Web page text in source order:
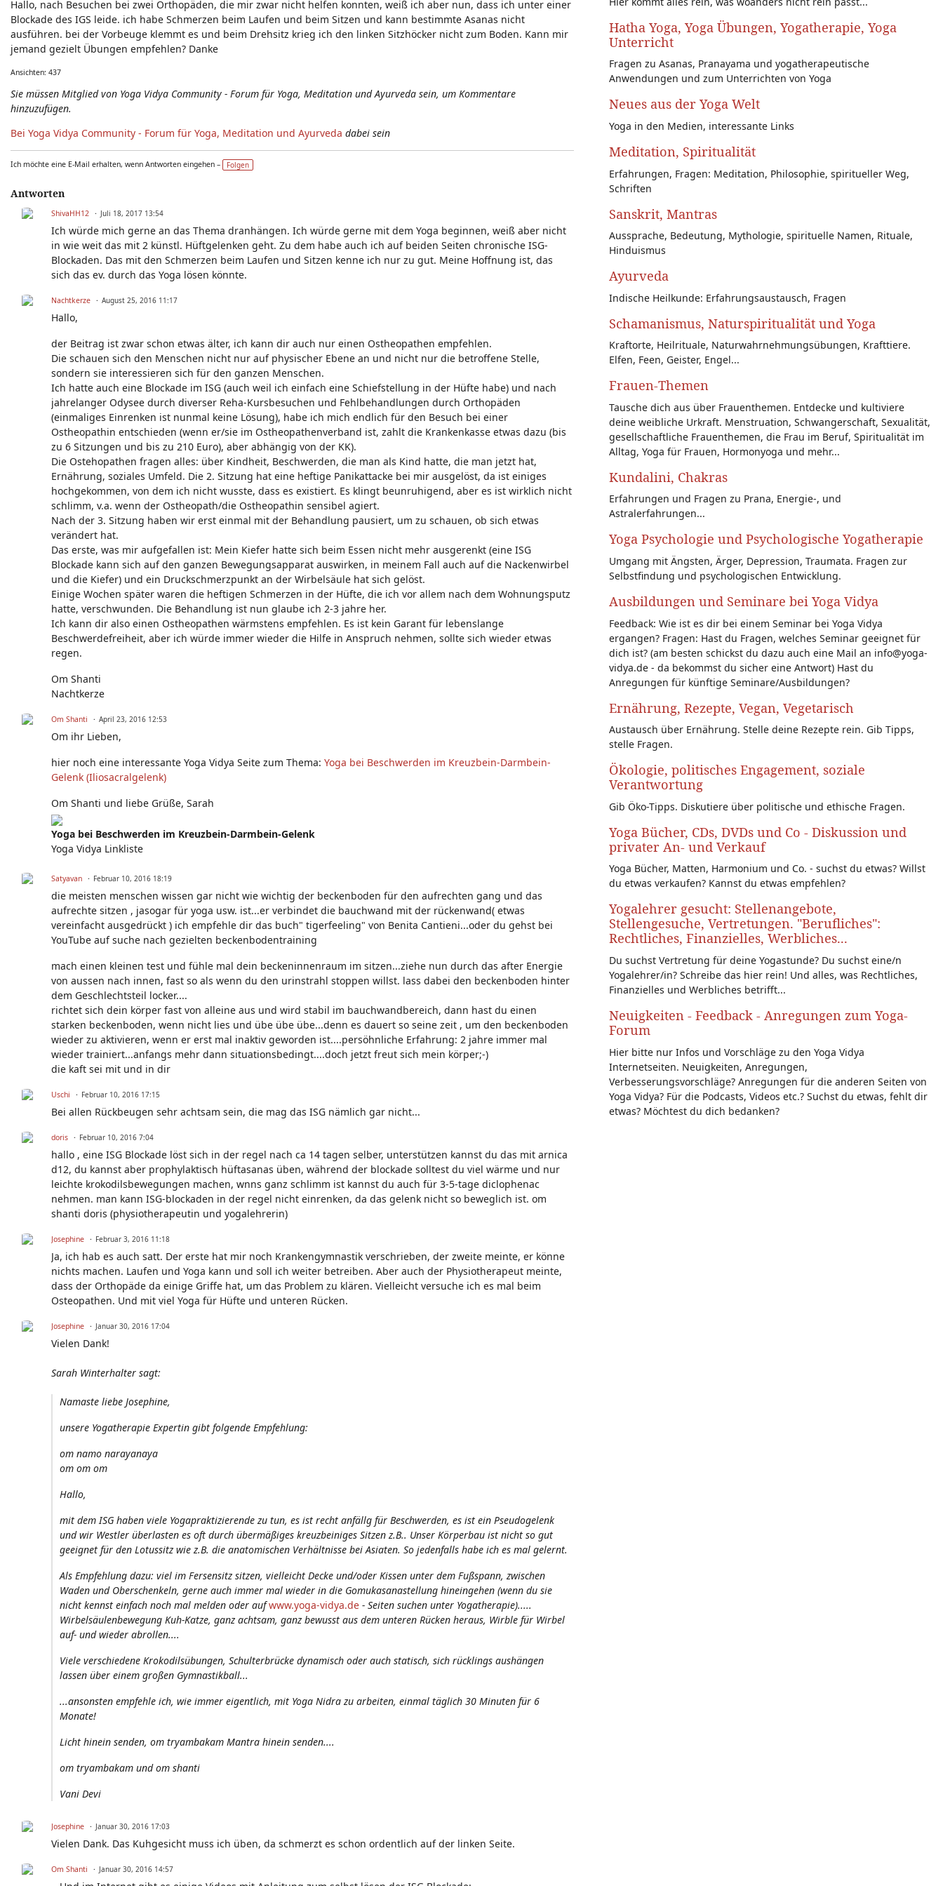
Neuigkeiten - Feedback - Anregungen zum Yoga-Forum
Hallo, nach Besuchen bei zwei Orthopäden, die mir zwar nicht helfen konnten, weiß ich aber nun, dass ich unter einer
Blockade des IGS leide. ich habe Schmerzen beim Laufen und beim Sitzen und kann bestimmte Asanas nicht
ausführen. bei der Vorbeuge klemmt es und beim Drehsitz krieg ich den linken Sitzhöcker nicht zum Boden. Kann mir
jemand gezielt Übungen empfehlen? Danke
Ansichten: 437
Sie müssen Mitglied von Yoga Vidya Community - Forum für Yoga, Meditation und Ayurveda sein, um Kommentare
hinzuzufügen.
Bei Yoga Vidya Community - Forum für Yoga, Meditation und Ayurveda dabei sein
Ich möchte eine E-Mail erhalten, wenn Antworten eingehen – Folgen
Antworten
ShivaHH12 Juli 18, 2017 13:54
Ich würde mich gerne an das Thema dranhängen. Ich würde gerne mit dem Yoga beginnen, weiß aber nicht
in wie weit das mit 2 künstl. Hüftgelenken geht. Zu dem habe auch ich auf beiden Seiten chronische ISG-
Blockaden. Das mit den Schmerzen beim Laufen und Sitzen kenne ich nur zu gut. Meine Hoffnung ist, das
sich das ev. durch das Yoga lösen könnte.
Nachtkerze August 25, 2016 11:17
Hallo,
der Beitrag ist zwar schon etwas älter, ich kann dir auch nur einen Ostheopathen empfehlen.
Die schauen sich den Menschen nicht nur auf physischer Ebene an und nicht nur die betroffene Stelle,
sondern sie interessieren sich für den ganzen Menschen.
Ich hatte auch eine Blockade im ISG (auch weil ich einfach eine Schiefstellung in der Hüfte habe) und nach
jahrelanger Odysee durch diverser Reha-Kursbesuchen und Fehlbehandlungen durch Orthopäden
(einmaliges Einrenken ist nunmal keine Lösung), habe ich mich endlich für den Besuch bei einer
Ostheopathin entschieden (wenn er/sie im Ostheopathenverband ist, zahlt die Krankenkasse etwas dazu (bis
zu 6 Sitzungen und bis zu 210 Euro), aber abhängig von der KK).
Die Ostehopathen fragen alles: über Kindheit, Beschwerden, die man als Kind hatte, die man jetzt hat,
Ernährung, soziales Umfeld. Die 2. Sitzung hat eine heftige Panikattacke bei mir ausgelöst, da ist einiges
hochgekommen, von dem ich nicht wusste, dass es existiert. Es klingt beunruhigend, aber es ist wirklich nicht
schlimm, v.a. wenn der Ostheopath/die Ostheopathin sensibel agiert.
Nach der 3. Sitzung haben wir erst einmal mit der Behandlung pausiert, um zu schauen, ob sich etwas
verändert hat.
Das erste, was mir aufgefallen ist: Mein Kiefer hatte sich beim Essen nicht mehr ausgerenkt (eine ISG
Blockade kann sich auf den ganzen Bewegungsapparat auswirken, in meinem Fall auch auf die Nackenwirbel
und die Kiefer) und ein Druckschmerzpunkt an der Wirbelsäule hat sich gelöst.
Einige Wochen später waren die heftigen Schmerzen in der Hüfte, die ich vor allem nach dem Wohnungsputz
hatte, verschwunden. Die Behandlung ist nun glaube ich 2-3 jahre her.
Ich kann dir also einen Ostheopathen wärmstens empfehlen. Es ist kein Garant für lebenslange
Beschwerdefreiheit, aber ich würde immer wieder die Hilfe in Anspruch nehmen, sollte sich wieder etwas
regen.
Om Shanti
Nachtkerze
Om Shanti April 23, 2016 12:53
Om ihr Lieben,
hier noch eine interessante Yoga Vidya Seite zum Thema: Yoga bei Beschwerden im Kreuzbein-Darmbein-
Gelenk (Iliosacralgelenk)
Om Shanti und liebe Grüße, Sarah
Yoga bei Beschwerden im Kreuzbein-Darmbein-Gelenk
Yoga Vidya Linkliste
Satyavan Februar 10, 2016 18:19
die meisten menschen wissen gar nicht wie wichtig der beckenboden für den aufrechten gang und das
aufrechte sitzen , jasogar für yoga usw. ist...er verbindet die bauchwand mit der rückenwand( etwas
vereinfacht ausgedrückt ) ich empfehle dir das buch" tigerfeeling" von Benita Cantieni...oder du gehst bei
YouTube auf suche nach gezielten beckenbodentraining
mach einen kleinen test und fühle mal dein beckeninnenraum im sitzen...ziehe nun durch das after Energie
von aussen nach innen, fast so als wenn du den urinstrahl stoppen willst. lass dabei den beckenboden hinter
dem Geschlechtsteil locker....
richtet sich dein körper fast von alleine aus und wird stabil im bauchwandbereich, dann hast du einen
starken beckenboden, wenn nicht lies und übe übe übe...denn es dauert so seine zeit , um den beckenboden
wieder zu aktivieren, wenn er erst mal inaktiv geworden ist....persöhnliche Erfahrung: 2 jahre immer mal
wieder trainiert...anfangs mehr dann situationsbedingt....doch jetzt freut sich mein körper;-)
die kaft sei mit und in dir
Uschi Februar 10, 2016 17:15
Bei allen Rückbeugen sehr achtsam sein, die mag das ISG nämlich gar nicht...
doris Februar 10, 2016 7:04
hallo , eine ISG Blockade löst sich in der regel nach ca 14 tagen selber, unterstützen kannst du das mit arnica
d12, du kannst aber prophylaktisch hüftasanas üben, während der blockade solltest du viel wärme und nur
leichte krokodilsbewegungen machen, wnns ganz schlimm ist kannst du auch für 3-5-tage diclophenac
nehmen. man kann ISG-blockaden in der regel nicht einrenken, da das gelenk nicht so beweglich ist. om
shanti doris (physiotherapeutin und yogalehrerin)
Josephine Februar 3, 2016 11:18
Ja, ich hab es auch satt. Der erste hat mir noch Krankengymnastik verschrieben, der zweite meinte, er könne
nichts machen. Laufen und Yoga kann und soll ich weiter betreiben. Aber auch der Physiotherapeut meinte,
dass der Orthopäde da einige Griffe hat, um das Problem zu klären. Vielleicht versuche ich es mal beim
Osteopathen. Und mit viel Yoga für Hüfte und unteren Rücken.
Josephine Januar 30, 2016 17:04
Vielen Dank!
Sarah Winterhalter sagt:
Namaste liebe Josephine,
unsere Yogatherapie Expertin gibt folgende Empfehlung:
om namo narayanaya
om om om
Hallo,
mit dem ISG haben viele Yogapraktizierende zu tun, es ist recht anfällg für Beschwerden, es ist ein Pseudogelenk
und wir Westler überlasten es oft durch übermäßiges kreuzbeiniges Sitzen z.B.. Unser Körperbau ist nicht so gut
geeignet für den Lotussitz wie z.B. die anatomischen Verhältnisse bei Asiaten. So jedenfalls habe ich es mal gelernt.
Als Empfehlung dazu: viel im Fersensitz sitzen, vielleicht Decke und/oder Kissen unter dem Fußspann, zwischen
Waden und Oberschenkeln, gerne auch immer mal wieder in die Gomukasanastellung hineingehen (wenn du sie
nicht kennst einfach noch mal melden oder aufwww.yoga-vidya.de - Seiten suchen unter Yogatherapie).....
Wirbelsäulenbewegung Kuh-Katze, ganz achtsam, ganz bewusst aus dem unteren Rücken heraus, Wirble für Wirbel
auf- und wieder abrollen....
Viele verschiedene Krokodilsübungen, Schulterbrücke dynamisch oder auch statisch, sich rücklings aushängen
lassen über einem großen Gymnastikball...
...ansonsten empfehle ich, wie immer eigentlich, mit Yoga Nidra zu arbeiten, einmal täglich 30 Minuten für 6
Monate!
Licht hinein senden, om tryambakam Mantra hinein senden....
om tryambakam und om shanti
Vani Devi
Josephine Januar 30, 2016 17:03
Vielen Dank. Das Kuhgesicht muss ich üben, da schmerzt es schon ordentlich auf der linken Seite.
Om Shanti Januar 30, 2016 14:57
Hatha Yoga, Yoga Übungen, Yogatherapie, Yoga
Unterricht
Fragen zu Asanas, Pranayama und yogatherapeutische
Anwendungen und zum Unterrichten von Yoga
Neues aus der Yoga Welt
Yoga in den Medien, interessante Links
Meditation, Spiritualität
Erfahrungen, Fragen: Meditation, Philosophie, spiritueller Weg,
Schriften
Sanskrit, Mantras
Aussprache, Bedeutung, Mythologie, spirituelle Namen, Rituale,
Hinduismus
Ayurveda
Indische Heilkunde: Erfahrungsaustausch, Fragen
Schamanismus, Naturspiritualität und Yoga
Kraftorte, Heilrituale, Naturwahrnehmungsübungen, Krafttiere.
Elfen, Feen, Geister, Engel...
Frauen-Themen
Tausche dich aus über Frauenthemen. Entdecke und kultiviere
deine weibliche Urkraft. Menstruation, Schwangerschaft, Sexualität,
gesellschaftliche Frauenthemen, die Frau im Beruf, Spiritualität im
Alltag, Yoga für Frauen, Hormonyoga und mehr...
Kundalini, Chakras
Erfahrungen und Fragen zu Prana, Energie-, und
Astralerfahrungen...
Yoga Psychologie und Psychologische Yogatherapie
Umgang mit Ängsten, Ärger, Depression, Traumata. Fragen zur
Selbstfindung und psychologischen Entwicklung.
Ausbildungen und Seminare bei Yoga Vidya
Feedback: Wie ist es dir bei einem Seminar bei Yoga Vidya
ergangen? Fragen: Hast du Fragen, welches Seminar geeignet für
dich ist? (am besten schickst du dazu auch eine Mail an info@yoga-
vidya.de - da bekommst du sicher eine Antwort) Hast du
Anregungen für künftige Seminare/Ausbildungen?
Ernährung, Rezepte, Vegan, Vegetarisch
Austausch über Ernährung. Stelle deine Rezepte rein. Gib Tipps,
stelle Fragen.
Ökologie, politisches Engagement, soziale
Verantwortung
Gib Öko-Tipps. Diskutiere über politische und ethische Fragen.
Yoga Bücher, CDs, DVDs und Co - Diskussion und
privater An- und Verkauf
Yoga Bücher, Matten, Harmonium und Co. - suchst du etwas? Willst
du etwas verkaufen? Kannst du etwas empfehlen?
Yogalehrer gesucht: Stellenangebote,
Stellengesuche, Vertretungen. "Berufliches":
Rechtliches, Finanzielles, Werbliches...
Du suchst Vertretung für deine Yogastunde? Du suchst eine/n
Yogalehrer/in? Schreibe das hier rein! Und alles, was Rechtliches,
Finanzielles und Werbliches betrifft...
Neuigkeiten - Feedback - Anregungen zum Yoga-
Forum
Hier bitte nur Infos und Vorschläge zu den Yoga Vidya
Internetseiten. Neuigkeiten, Anregungen,
Verbesserungsvorschläge? Anregungen für die anderen Seiten von
Yoga Vidya? Für die Podcasts, Videos etc.? Suchst du etwas, fehlt dir
etwas? Möchtest du dich bedanken?